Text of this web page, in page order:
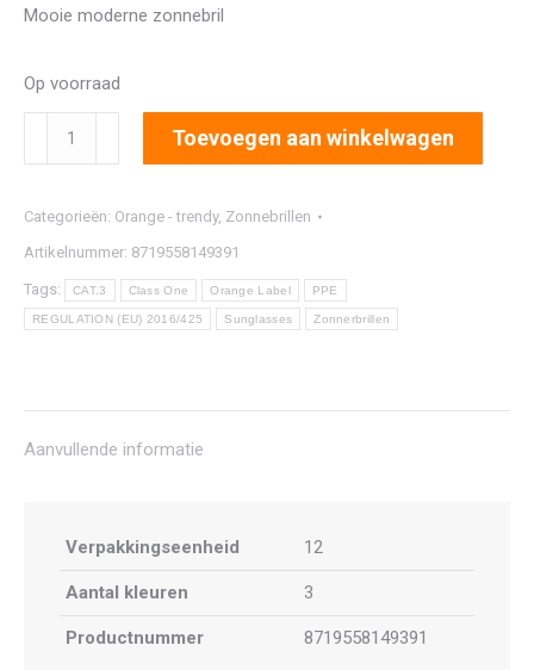
Mooie moderne zonnebril
Op voorraad
aantal
Toevoegen aan winkelwagen
Categorieën: Orange - trendy, Zonnebrillen
Artikelnummer: 8719558149391
Tags: CAT.3 Class One Orange Label PPE
REGULATION (EU) 2016/425 Sunglasses Zonnerbrillen
Aanvullende informatie
Verpakkingseenheid 12
Aantal kleuren 3
Productnummer 8719558149391